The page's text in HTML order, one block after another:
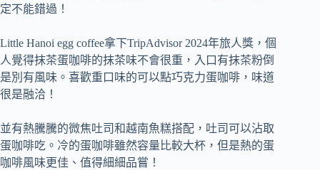
定不能錯過！
Little Hanoi egg coffee拿下TripAdvisor 2024年旅人獎，個
人覺得抹茶蛋咖啡的抹茶味不會很重，入口有抹茶粉倒
是別有風味。喜歡重口味的可以點巧克力蛋咖啡，味道
很是融洽！
並有熱騰騰的微焦吐司和越南魚糕搭配，吐司可以沾取
蛋咖啡吃。冷的蛋咖啡雖然容量比較大杯，但是熱的蛋
咖啡風味更佳、值得細細品嘗！